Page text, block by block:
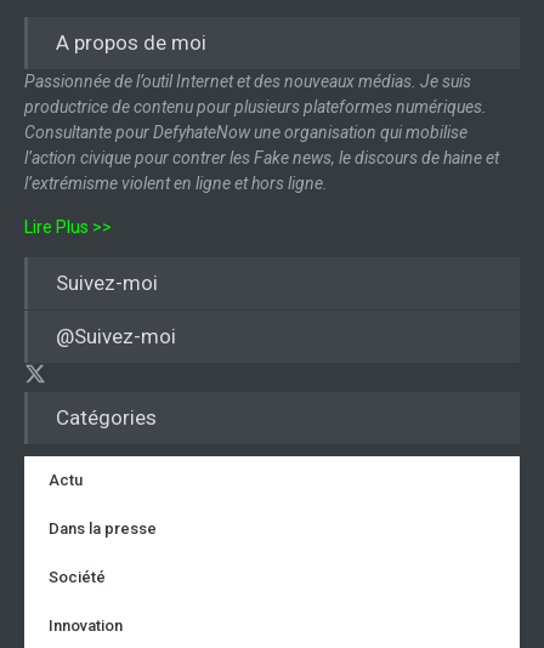
Catégories
Actu
Dans la presse
Société
Innovation
A propos de moi
Passionnée de l’outil Internet et des nouveaux médias. Je suis
productrice de contenu pour plusieurs plateformes numériques.
Consultante pour DefyhateNow une organisation qui mobilise
l’action civique pour contrer les Fake news, le discours de haine et
l’extrémisme violent en ligne et hors ligne.
Lire Plus >>
Suivez-moi
@Suivez-moi